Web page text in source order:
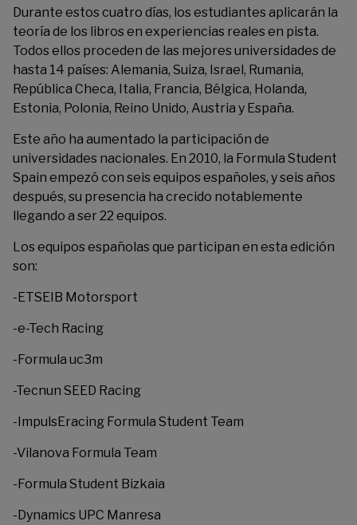
Durante estos cuatro días, los estudiantes aplicarán la
teoría de los libros en experiencias reales en pista.
Todos ellos proceden de las mejores universidades de
hasta 14 países: Alemania, Suiza, Israel, Rumania,
República Checa, Italia, Francia, Bélgica, Holanda,
Estonia, Polonia, Reino Unido, Austria y España.
Este año ha aumentado la participación de
universidades nacionales. En 2010, la Formula Student
Spain empezó con seis equipos españoles, y seis años
después, su presencia ha crecido notablemente
llegando a ser 22 equipos.
Los equipos españolas que participan en esta edición
son:
-ETSEIB Motorsport
-e-Tech Racing
-Formula uc3m
-Tecnun SEED Racing
-ImpulsEracing Formula Student Team
-Vilanova Formula Team
-Formula Student Bizkaia
-Dynamics UPC Manresa